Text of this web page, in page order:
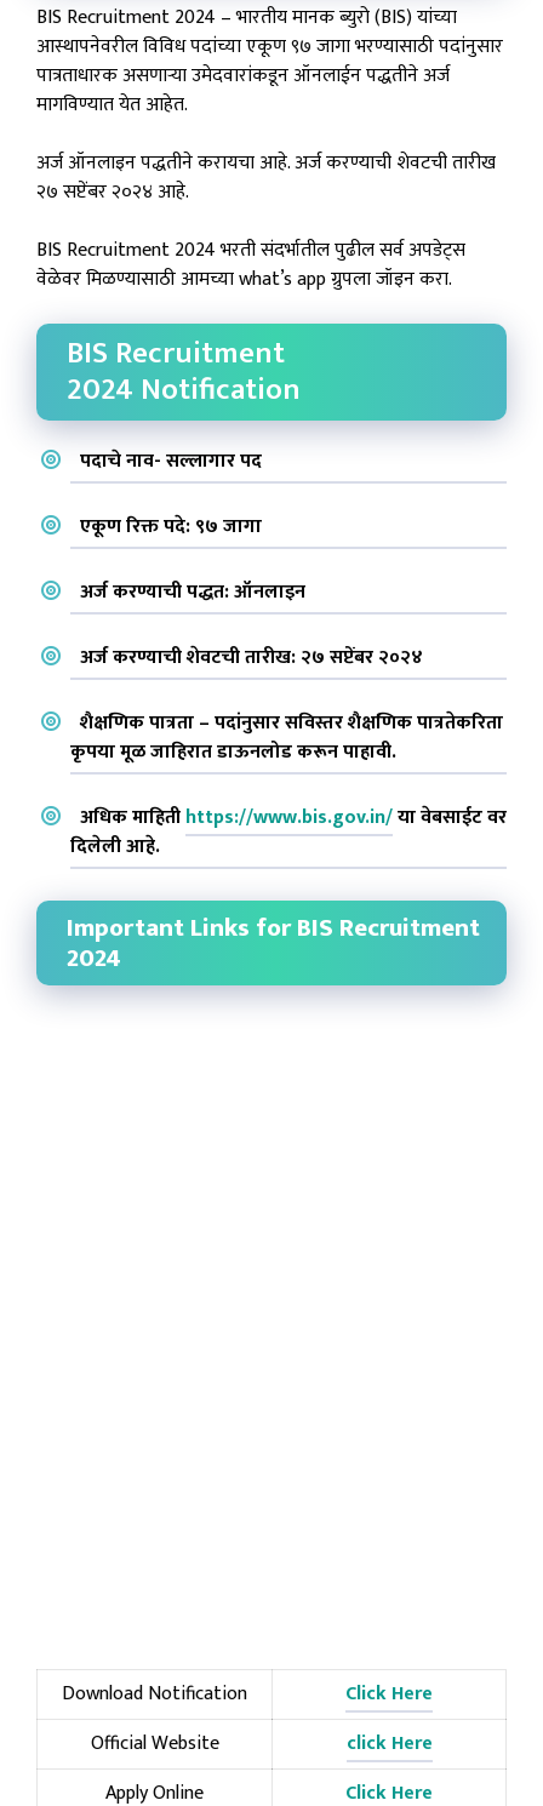
BIS Recruitment 2024 – भारतीय मानक ब्युरो (BIS) यांच्या
आस्थापनेवरील विविध पदांच्या एकूण ९७ जागा भरण्यासाठी पदांनुसार
पात्रताधारक असणाऱ्या उमेदवारांकडून ऑनलाईन पद्धतीने अर्ज
मागविण्यात येत आहेत.
अर्ज ऑनलाइन पद्धतीने करायचा आहे. अर्ज करण्याची शेवटची तारीख
२७ सप्टेंबर २०२४ आहे.
BIS Recruitment 2024 भरती संदर्भातील पुढील सर्व अपडेट्स
वेळेवर मिळण्यासाठी आमच्या what’s app ग्रुपला जॉइन करा.
BIS Recruitment
2024 Notification
पदाचे नाव- सल्लागार पद
एकूण रिक्त पदे: ९७ जागा
अर्ज करण्याची पद्धत: ऑनलाइन
अर्ज करण्याची शेवटची तारीख: २७ सप्टेंबर २०२४
शैक्षणिक पात्रता – पदांनुसार सविस्तर शैक्षणिक पात्रतेकरिता
कृपया मूळ जाहिरात डाऊनलोड करून पाहावी.
अधिक माहितीhttps://www.bis.gov.in/या वेबसाईट वर
दिलेली आहे.
Important Links for BIS Recruitment
2024
Download Notification
Click Here
Official Website
click Here
Apply Online
Click Here